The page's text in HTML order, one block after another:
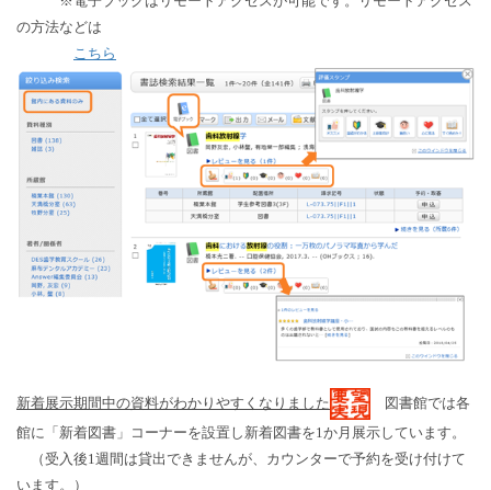
の方法などは
こちら
新着展示期間中の資料がわかりやすくなりました
図書館では各
館に「新着図書」コーナーを設置し新着図書を1か月展示しています。
（受入後1週間は貸出できませんが、カウンターで予約を受け付けて
います。）